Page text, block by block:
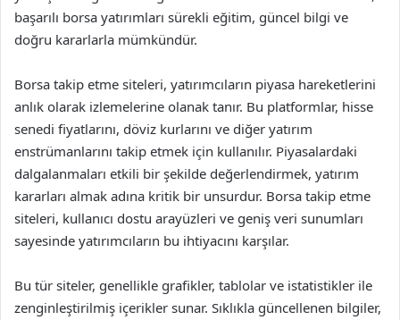
başarılı borsa yatırımları sürekli eğitim, güncel bilgi ve
doğru kararlarla mümkündür.
Borsa takip etme siteleri, yatırımcıların piyasa hareketlerini
anlık olarak izlemelerine olanak tanır. Bu platformlar, hisse
senedi fiyatlarını, döviz kurlarını ve diğer yatırım
enstrümanlarını takip etmek için kullanılır. Piyasalardaki
dalgalanmaları etkili bir şekilde değerlendirmek, yatırım
kararları almak adına kritik bir unsurdur. Borsa takip etme
siteleri, kullanıcı dostu arayüzleri ve geniş veri sunumları
sayesinde yatırımcıların bu ihtiyacını karşılar.
Bu tür siteler, genellikle grafikler, tablolar ve istatistikler ile
zenginleştirilmiş içerikler sunar. Sıklıkla güncellenen bilgiler,